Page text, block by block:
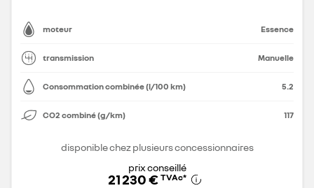
moteur Essence
transmission Manuelle
Consommation combinée (l/100 km) 5.2
CO2 combiné (g/km) 117
disponible chez plusieurs concessionnaires
prix conseillé
21 230 € TVAc*